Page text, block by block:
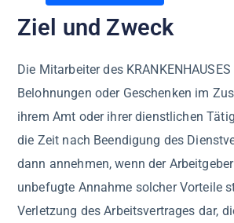
Ziel und Zweck
Die Mitarbeiter des
Belohnungen oder Geschenken im
ihrem Amt oder ihrer dienstlichen
die Zeit nach Beendigung des
dann annehmen, wenn der
unbefugte Annahme solcher Vorteile
Verletzung des Arbeitsvertrages dar,